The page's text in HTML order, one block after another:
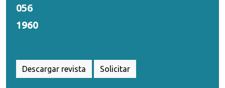
056
1960
Descargar revista Solicitar